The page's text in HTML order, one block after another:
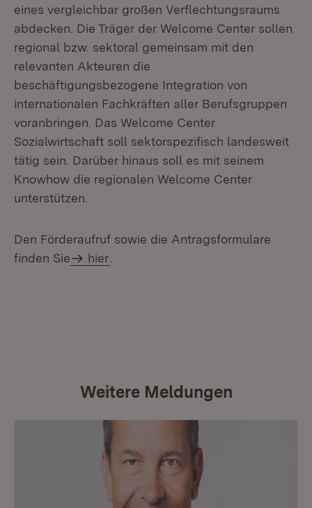
eines vergleichbar großen Verflechtungsraums
abdecken. Die Träger der Welcome Center sollen
regional bzw. sektoral gemeinsam mit den
relevanten Akteuren die
beschäftigungsbezogene Integration von
internationalen Fachkräften aller Berufsgruppen
voranbringen. Das Welcome Center
Sozialwirtschaft soll sektorspezifisch landesweit
tätig sein. Darüber hinaus soll es mit seinem
Knowhow die regionalen Welcome Center
unterstützen.
Den Förderaufruf sowie die Antragsformulare
finden Sie
hier
Weitere Meldungen